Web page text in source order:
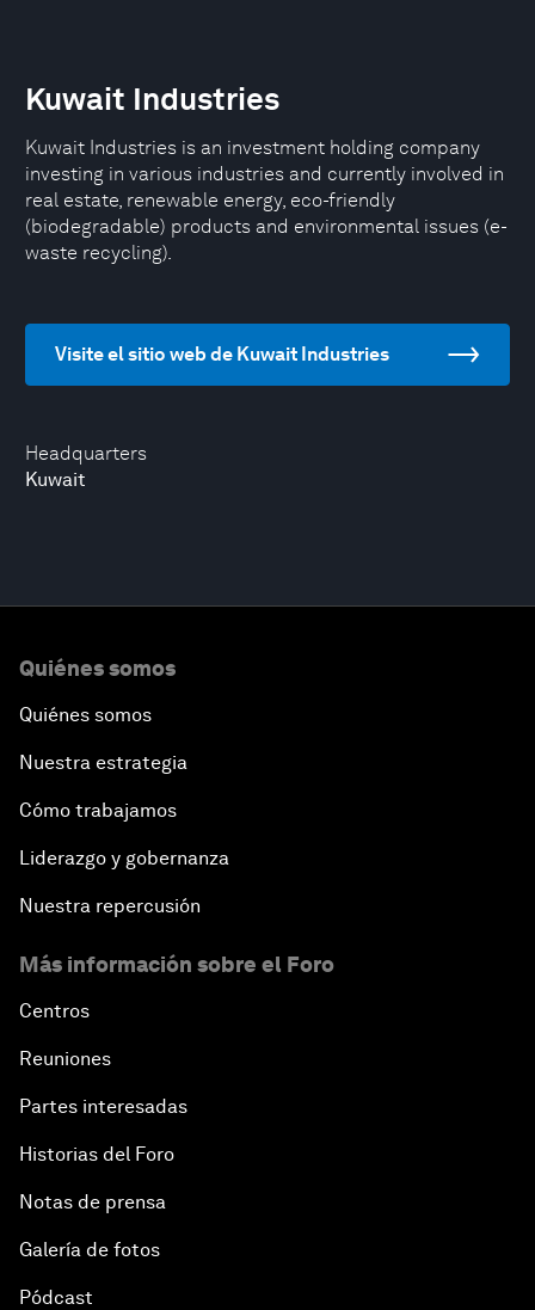
Headquarters
Kuwait
Kuwait Industries
Kuwait Industries is an investment holding company
investing in various industries and currently involved in
real estate, renewable energy, eco-friendly
(biodegradable) products and environmental issues (e-
waste recycling).
Visite el sitio web de Kuwait Industries
Quiénes somos
Quiénes somos
Nuestra estrategia
Cómo trabajamos
Liderazgo y gobernanza
Nuestra repercusión
Más información sobre el Foro
Centros
Reuniones
Partes interesadas
Historias del Foro
Notas de prensa
Galería de fotos
Pódcast